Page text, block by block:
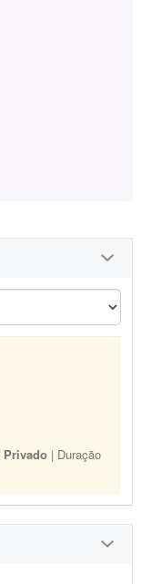
Privado | Duração